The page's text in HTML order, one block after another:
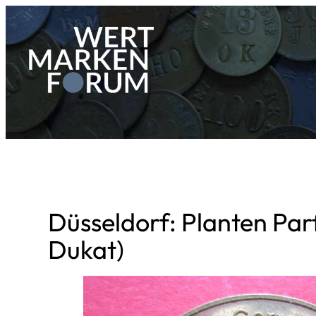
Zum
Inhalt
springen
Düsseldorf: Planten
Dukat)